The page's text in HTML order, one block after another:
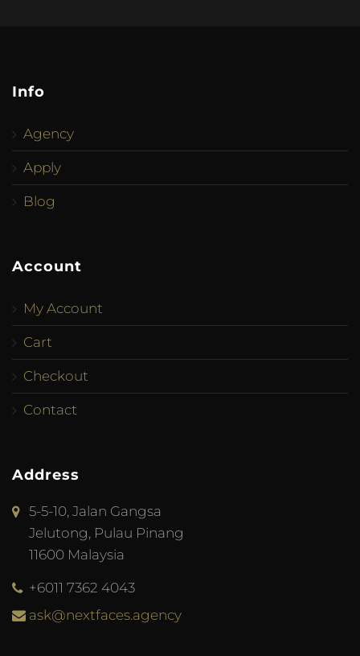
Info
Agency
Apply
Blog
Account
My Account
Cart
Checkout
Contact
Address
5-5-10, Jalan Gangsa
Jelutong, Pulau Pinang
11600 Malaysia
+6011 7362 4043
ask@nextfaces.agency